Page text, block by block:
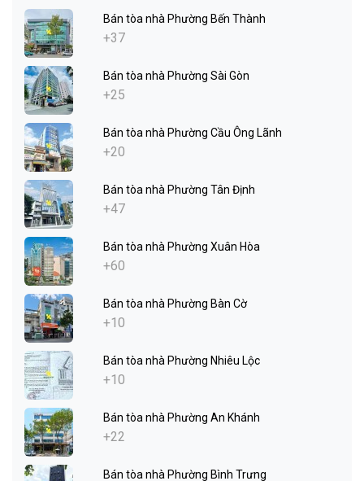
Bán tòa nhà Phường Bến Thành
+37
Bán tòa nhà Phường Sài Gòn
+25
Bán tòa nhà Phường Cầu Ông Lãnh
+20
Bán tòa nhà Phường Tân Định
+47
Bán tòa nhà Phường Xuân Hòa
+60
Bán tòa nhà Phường Bàn Cờ
+10
Bán tòa nhà Phường Nhiêu Lộc
+10
Bán tòa nhà Phường An Khánh
+22
Bán tòa nhà Phường Bình Trưng